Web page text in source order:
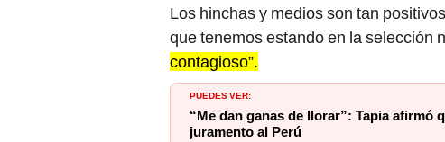
Los hinchas y medios son tan
que tenemos estando en la selección
contagioso”.
PUEDES VER:
“Me dan ganas de llorar”: Tapia afirmó
juramento al Perú